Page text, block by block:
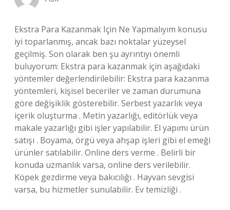
Ekstra Para Kazanmak Için Ne Yapmalıyım konusu
iyi toparlanmış, ancak bazı noktalar yüzeysel
geçilmiş. Son olarak ben şu ayrıntıyı önemli
buluyorum: Ekstra para kazanmak için aşağıdaki
yöntemler değerlendirilebilir: Ekstra para kazanma
yöntemleri, kişisel beceriler ve zaman durumuna
göre değişiklik gösterebilir. Serbest yazarlık veya
içerik oluşturma . Metin yazarlığı, editörlük veya
makale yazarlığı gibi işler yapılabilir. El yapımı ürün
satışı . Boyama, örgü veya ahşap işleri gibi el emeği
ürünler satılabilir. Online ders verme . Belirli bir
konuda uzmanlık varsa, online ders verilebilir.
Köpek gezdirme veya bakıcılığı . Hayvan sevgisi
varsa, bu hizmetler sunulabilir. Ev temizliği .